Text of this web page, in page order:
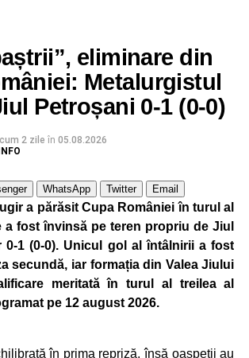
eliminare din
Metalurgistul
Petroșani 0-1 (0-0)
2 zile în 05.08.2026
WhatsApp Twitter Email
a părăsit Cupa României în turul al
a fost învinsă pe teren propriu de Jiul
0-1 (0-0). Unicul gol al întâlnirii a fost
secundă, iar formația din Valea Jiului
meritată în turul al treilea al
pe 12 august 2026.
în prima repriză, însă oaspeții au